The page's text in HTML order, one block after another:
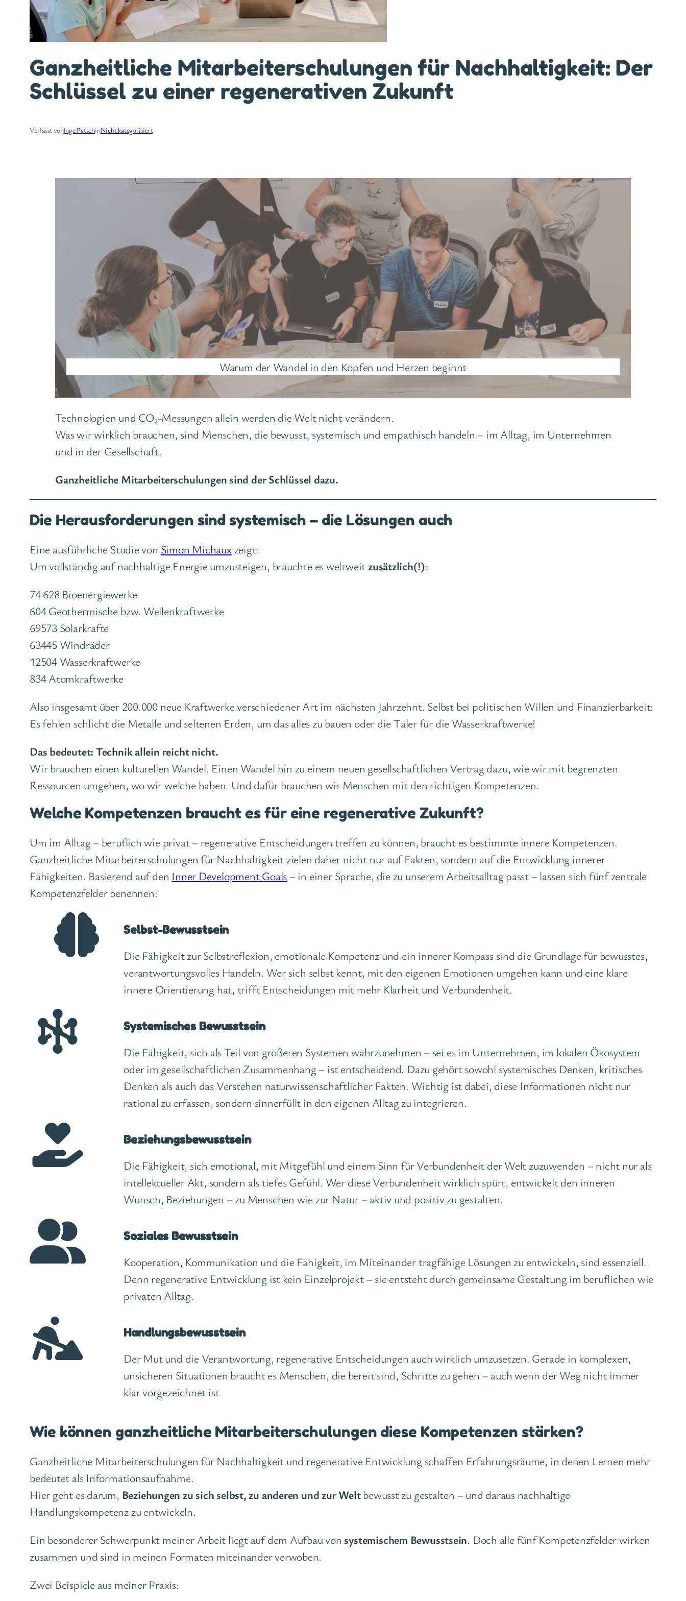
Ganzheitliche Mitarbeiterschulungen für Nachhaltigkeit: Der
Schlüssel zu einer regenerativen Zukunft
Verfasst vonInge PatschinNicht kategorisiert
Warum der Wandel in den Köpfen und Herzen beginnt
Technologien und CO₂-Messungen allein werden die Welt nicht verändern.
Was wir wirklich brauchen, sind Menschen, die bewusst, systemisch und empathisch handeln – im Alltag, im Unternehmen
und in der Gesellschaft.
Ganzheitliche Mitarbeiterschulungen sind der Schlüssel dazu.
Die Herausforderungen sind systemisch – die Lösungen auch
Eine ausführliche Studie von Simon Michaux zeigt:
Um vollständig auf nachhaltige Energie umzusteigen, bräuchte es weltweit zusätzlich(!):
74 628 Bioenergiewerke
604 Geothermische bzw. Wellenkraftwerke
69573 Solarkrafte
63445 Windräder
12504 Wasserkraftwerke
834 Atomkraftwerke
Also insgesamt über 200.000 neue Kraftwerke verschiedener Art im nächsten Jahrzehnt. Selbst bei politischen Willen und Finanzierbarkeit:
Es fehlen schlicht die Metalle und seltenen Erden, um das alles zu bauen oder die Täler für die Wasserkraftwerke!
Das bedeutet: Technik allein reicht nicht.
Wir brauchen einen kulturellen Wandel. Einen Wandel hin zu einem neuen gesellschaftlichen Vertrag dazu, wie wir mit begrenzten
Ressourcen umgehen, wo wir welche haben. Und dafür brauchen wir Menschen mit den richtigen Kompetenzen.
Welche Kompetenzen braucht es für eine regenerative Zukunft?
Um im Alltag – beruflich wie privat – regenerative Entscheidungen treffen zu können, braucht es bestimmte innere Kompetenzen.
Ganzheitliche Mitarbeiterschulungen für Nachhaltigkeit zielen daher nicht nur auf Fakten, sondern auf die Entwicklung innerer
Fähigkeiten. Basierend auf den Inner Development Goals – in einer Sprache, die zu unserem Arbeitsalltag passt – lassen sich fünf zentrale
Kompetenzfelder benennen:
Selbst-Bewusstsein
Die Fähigkeit zur Selbstreflexion, emotionale Kompetenz und ein innerer Kompass sind die Grundlage für bewusstes,
verantwortungsvolles Handeln. Wer sich selbst kennt, mit den eigenen Emotionen umgehen kann und eine klare
innere Orientierung hat, trifft Entscheidungen mit mehr Klarheit und Verbundenheit.
Systemisches Bewusstsein
Die Fähigkeit, sich als Teil von größeren Systemen wahrzunehmen – sei es im Unternehmen, im lokalen Ökosystem
oder im gesellschaftlichen Zusammenhang – ist entscheidend. Dazu gehört sowohl systemisches Denken, kritisches
Denken als auch das Verstehen naturwissenschaftlicher Fakten. Wichtig ist dabei, diese Informationen nicht nur
rational zu erfassen, sondern sinnerfüllt in den eigenen Alltag zu integrieren.
Beziehungsbewusstsein
Die Fähigkeit, sich emotional, mit Mitgefühl und einem Sinn für Verbundenheit der Welt zuzuwenden – nicht nur als
intellektueller Akt, sondern als tiefes Gefühl. Wer diese Verbundenheit wirklich spürt, entwickelt den inneren
Wunsch, Beziehungen – zu Menschen wie zur Natur – aktiv und positiv zu gestalten.
Soziales Bewusstsein
Kooperation, Kommunikation und die Fähigkeit, im Miteinander tragfähige Lösungen zu entwickeln, sind essenziell.
Denn regenerative Entwicklung ist kein Einzelprojekt – sie entsteht durch gemeinsame Gestaltung im beruflichen wie
privaten Alltag.
Handlungsbewusstsein
Der Mut und die Verantwortung, regenerative Entscheidungen auch wirklich umzusetzen. Gerade in komplexen,
unsicheren Situationen braucht es Menschen, die bereit sind, Schritte zu gehen – auch wenn der Weg nicht immer
klar vorgezeichnet ist
Wie können ganzheitliche Mitarbeiterschulungen diese Kompetenzen stärken?
Ganzheitliche Mitarbeiterschulungen für Nachhaltigkeit und regenerative Entwicklung schaffen Erfahrungsräume, in denen Lernen mehr
bedeutet als Informationsaufnahme.
Hier geht es darum, Beziehungen zu sich selbst, zu anderen und zur Weltbewusst zu gestalten – und daraus nachhaltige
Handlungskompetenz zu entwickeln.
Ein besonderer Schwerpunkt meiner Arbeit liegt auf dem Aufbau vonsystemischem Bewusstsein. Doch alle fünf Kompetenzfelder wirken
zusammen und sind in meinen Formaten miteinander verwoben.
Zwei Beispiele aus meiner Praxis: